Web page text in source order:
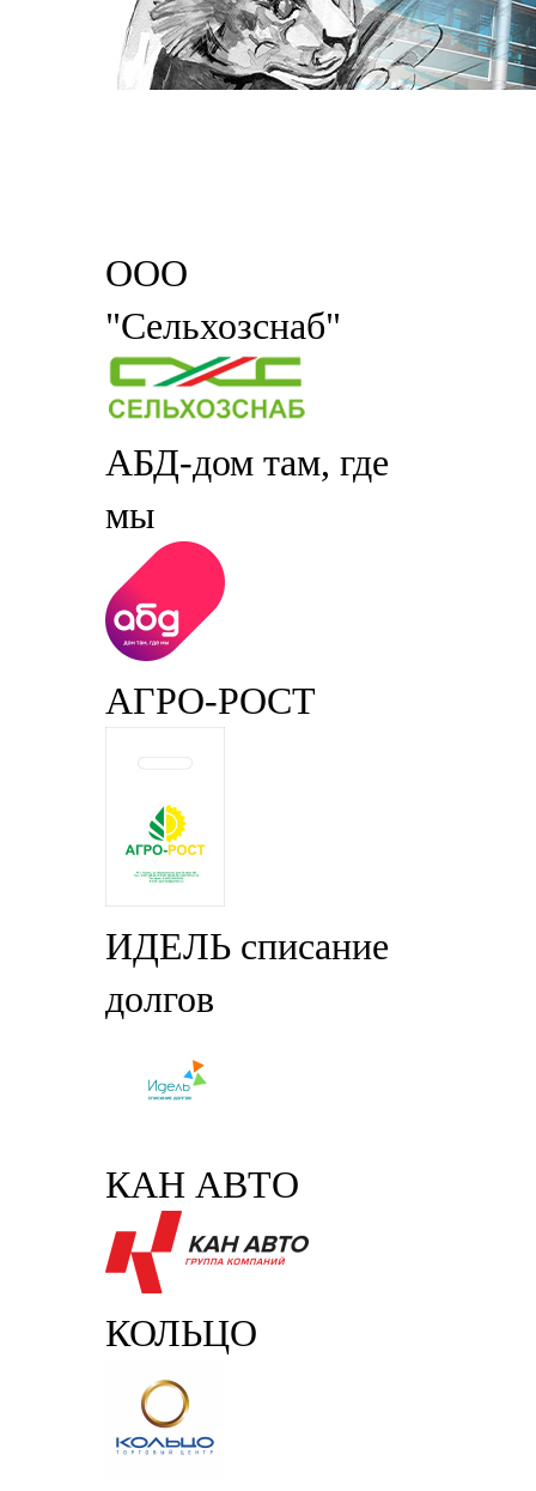
ООО
"Сельхозснаб"
АБД-дом там, где
мы
АГРО-РОСТ
ИДЕЛЬ списание
долгов
КАН АВТО
КОЛЬЦО